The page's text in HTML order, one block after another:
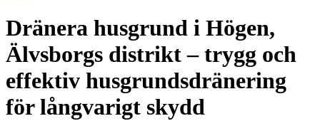
Dränera husgrund i Högen,
Älvsborgs distrikt – trygg och
effektiv husgrundsdränering
för långvarigt skydd